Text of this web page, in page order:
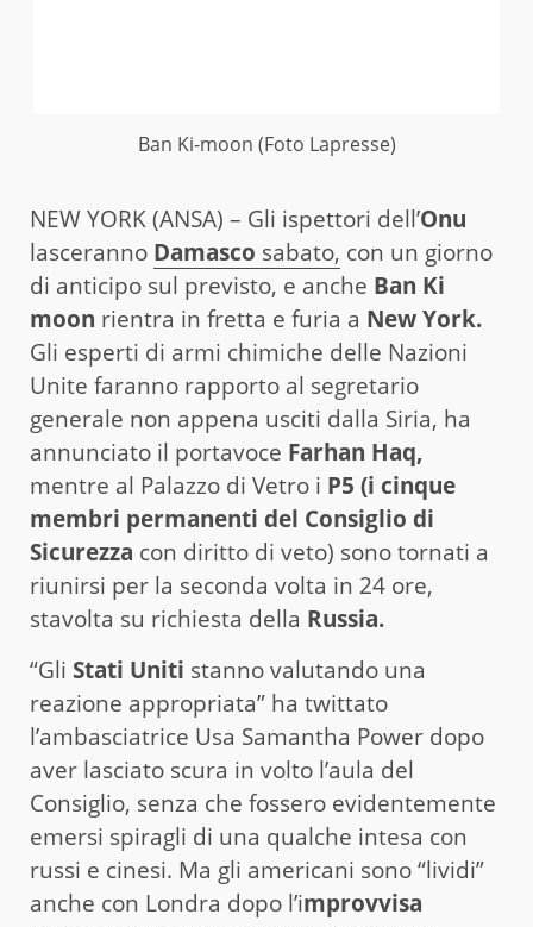
Ban Ki-moon (Foto Lapresse)
NEW YORK (ANSA) – Gli ispettori dell’Onu
lasceranno Damasco sabato, con un giorno
di anticipo sul previsto, e anche Ban Ki
moon rientra in fretta e furia a New York.
Gli esperti di armi chimiche delle Nazioni
Unite faranno rapporto al segretario
generale non appena usciti dalla Siria, ha
annunciato il portavoce Farhan Haq,
mentre al Palazzo di Vetro i P5 (i cinque
membri permanenti del Consiglio di
Sicurezza con diritto di veto) sono tornati a
riunirsi per la seconda volta in 24 ore,
stavolta su richiesta della Russia.
“Gli Stati Uniti stanno valutando una
reazione appropriata” ha twittato
l’ambasciatrice Usa Samantha Power dopo
aver lasciato scura in volto l’aula del
Consiglio, senza che fossero evidentemente
emersi spiragli di una qualche intesa con
russi e cinesi. Ma gli americani sono “lividi”
anche con Londra dopo l’improvvisa